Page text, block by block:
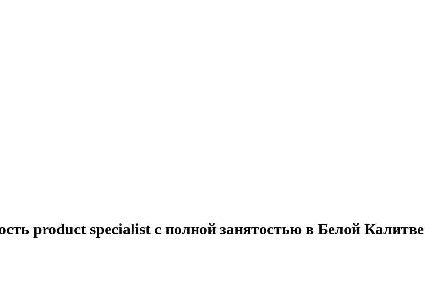
product specialist с полной занятостью в Белой Калитве